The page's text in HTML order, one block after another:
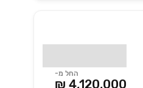
החל מ-
4,120,000 ₪